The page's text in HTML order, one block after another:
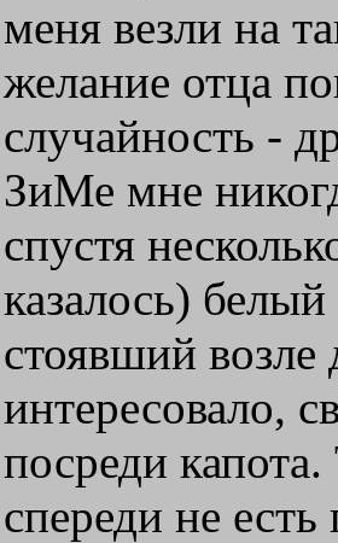
меня везли на
желание отца
случайность -
ЗиМе мне
спустя
казалось)
стоявший
интересовало,
посреди
спереди не